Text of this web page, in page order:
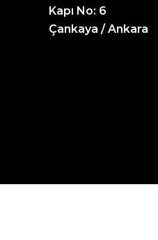
Kapı No: 6
Çankaya / Ankara